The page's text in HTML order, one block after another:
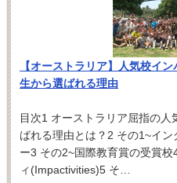
【オーストラリア】人気校イ
生から選ばれる理由
目次1 オーストラリア屈指の
ばれる理由とは？2 その1~イ
ー3 その2~国際教育賞の受賞
ィ(Impactivities)5 そ…